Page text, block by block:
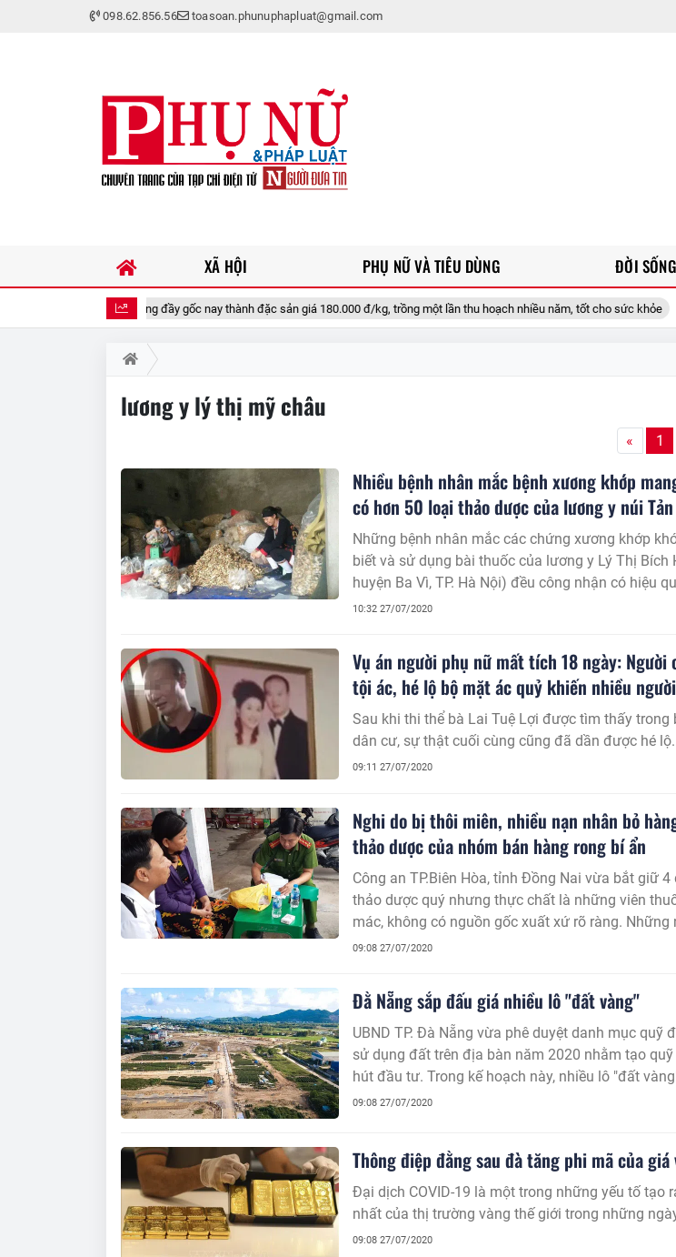
098.62.856.56 toasoan.phunuphapluat@gmail.com
xưa chín rụng đầy gốc nay thành đặc sản giá 180.000 đ/kg, trồng một lần thu hoạch nhiều năm, tốt cho sức khỏe Về
XÃ HỘI PHỤ NỮ VÀ TIÊU DÙNG ĐỜI SỐNG
lương y lý thị mỹ châu
« 1
Nhiều bệnh nhân mắc bệnh xương khớp
có hơn 50 loại thảo dược của lương y núi Tản
Những bệnh nhân mắc các chứng xương khớp
biết và sử dụng bài thuốc của lương y Lý Thị Bích
huyện Ba Vì, TP. Hà Nội) đều công nhận có hiệu
đạt được hiệu quả như mong muốn và dứt hẳn
Huệ để đền ơn.
10:32 27/07/2020
Vụ án người phụ nữ mất tích 18 ngày: Người
tội ác, hé lộ bộ mặt ác quỷ khiến nhiều
Sau khi thi thể bà Lai Tuệ Lợi được tìm thấy trong
dân cư, sự thật cuối cùng cũng đã dần được hé lộ.
09:11 27/07/2020
Nghi do bị thôi miên, nhiều nạn nhân bỏ
thảo dược của nhóm bán hàng rong bí ẩn
Công an TP.Biên Hòa, tỉnh Đồng Nai vừa bắt giữ
thảo dược quý nhưng thực chất là những viên
mác, không có nguồn gốc xuất xứ rõ ràng. Những
09:08 27/07/2020
Đằ Nẵng sắp đấu giá nhiều lô "đất vàng"
UBND TP. Đà Nẵng vừa phê duyệt danh mục quỹ
sử dụng đất trên địa bàn năm 2020 nhằm tạo
hút đầu tư. Trong kế hoạch này, nhiều lô "đất
vào đấu giá.
09:08 27/07/2020
Thông điệp đằng sau đà tăng phi mã của giá
Đại dịch COVID-19 là một trong những yếu tố tạo
nhất của thị trường vàng thế giới trong những
09:08 27/07/2020